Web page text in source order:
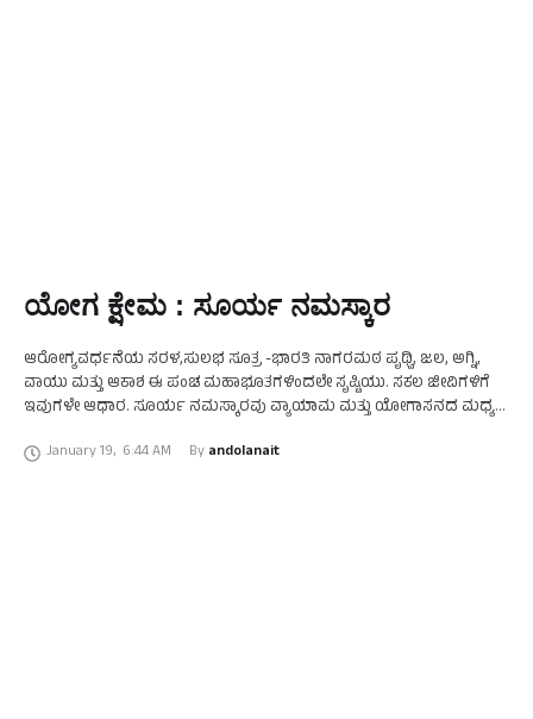
ಯೋಗ ಕ್ಷೇಮ : ಸೂರ್ಯ ನಮಸ್ಕಾರ
ಆರೋಗ್ಯವರ್ಧನೆಯ ಸರಳ,ಸುಲಭ ಸೂತ್ರ -ಭಾರತಿ ನಾಗರಮಠ ಪೃಥ್ವಿ, ಜಲ, ಅಗ್ನಿ,
ವಾಯು ಮತ್ತು ಆಕಾಶ ಈ ಪಂಚ ಮಹಾಭೂತಗಳಿಂದಲೇ ಸೃಷ್ಟಿಯು. ಸಕಲ ಜೀವಿಗಳಿಗೆ
ಇವುಗಳೇ ಆಧಾರ. ಸೂರ್ಯ ನಮಸ್ಕಾರವು ವ್ಯಾಯಾಮ ಮತ್ತು ಯೋಗಾಸನದ ಮಧ್ಯ
January 19, 6:44 AM By andolanait